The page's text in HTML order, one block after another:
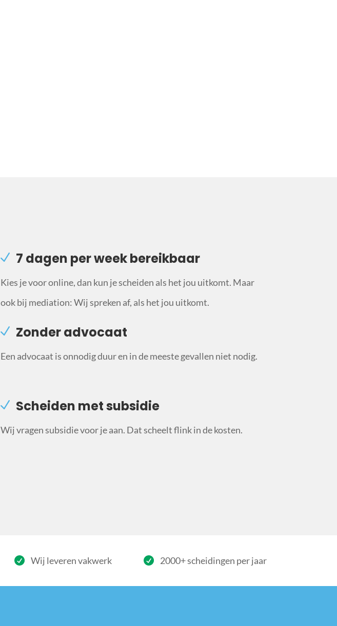
7 dagen per week bereikbaar
Kies je voor online, dan kun je scheiden als het jou uitkomt. Maar
ook bij mediation: Wij spreken af, als het jou uitkomt.
Zonder advocaat
Een advocaat is onnodig duur en in de meeste gevallen niet nodig.
Scheiden met subsidie
Wij vragen subsidie voor je aan. Dat scheelt flink in de kosten.
Wij leveren vakwerk 2000+ scheidingen per jaar